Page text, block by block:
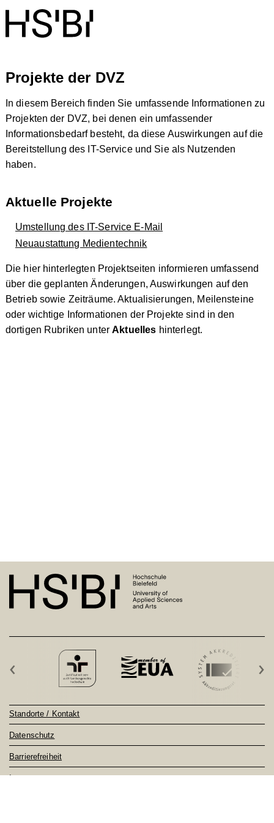
Projekte der DVZ
In diesem Bereich finden Sie umfassende Informationen zu
Projekten der DVZ, bei denen ein umfassender
Informationsbedarf besteht, da diese Auswirkungen auf die
Bereitstellung des IT-Service und Sie als Nutzenden
haben.
Aktuelle Projekte
Umstellung des IT-Service E-Mail
Neuaustattung Medientechnik
Die hier hinterlegten Projektseiten informieren umfassend
über die geplanten Änderungen, Auswirkungen auf den
Betrieb sowie Zeiträume. Aktualisierungen, Meilensteine
oder wichtige Informationen der Projekte sind in den
dortigen Rubriken unterAktuelles hinterlegt.
‹ ›
Standorte / Kontakt
Datenschutz
Barrierefreiheit
Impressum